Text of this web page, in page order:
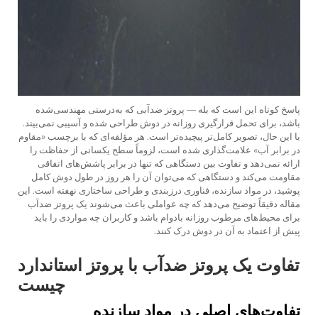
پاسخ کوتاه این است که بله — پروتز ضدآبی که به‌درستی مهندسی‌شده
باشد، برای تحمل قرارگیری روزانه در دوش طراحی شده و آسیبی نمی‌بیند.
با این حال، تصویر کامل‌تر پیچیده‌تر است. هر مؤلفه‌ای که با برچسب «مقاوم
در برابر آب» علامت‌گذاری شده است، لزوماً سطح یکسانی از حفاظت را
ارائه نمی‌دهد و تفاوت بین دستگاهی که تنها در برابر پاشش‌های اتفاقی
مقاومت می‌کند و دستگاهی که می‌توان آن را هر روز در طول دوش کامل
پوشید، در مواد سازنده، فناوری درزبندی و طراحی ساختاری نهفته است. این
مقاله دقیقاً توضیح می‌دهد که چه عواملی باعث می‌شوند یک پروتز ضدآب
برای محیط‌های مرطوب روزانه بادوام باشد و کاربران چه مواردی را باید
پیش از اعتماد به آن در دوش درک کنند.
تفاوت یک پروتز ضدآب با پروتز استاندارد
چیست
تفاوت‌های اصلی در مواد سازنده